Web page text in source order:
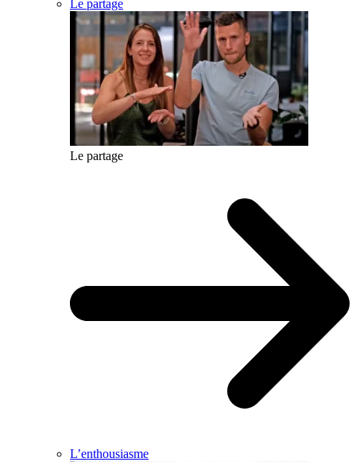
Le partage
Le partage
L’enthousiasme